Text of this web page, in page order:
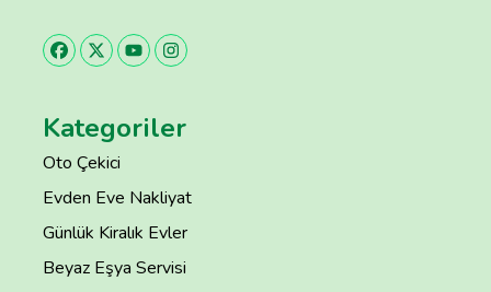
Kategoriler
Oto Çekici
Evden Eve Nakliyat
Günlük Kiralık Evler
Beyaz Eşya Servisi